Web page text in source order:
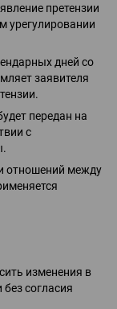
претензии
урегулировании
дней со
заявителя
передан на
с
отношений между
изменения в
согласия